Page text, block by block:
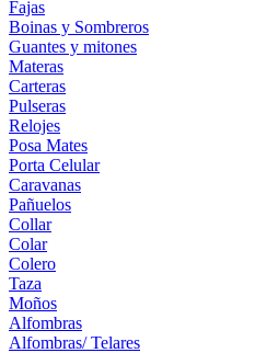
Fajas
Boinas y Sombreros
Guantes y mitones
Materas
Carteras
Pulseras
Relojes
Posa Mates
Porta Celular
Caravanas
Pañuelos
Collar
Colar
Colero
Taza
Moños
Alfombras
Alfombras/ Telares